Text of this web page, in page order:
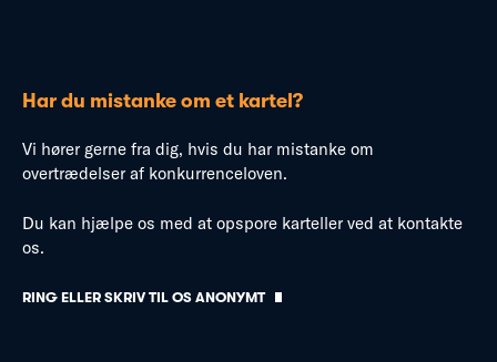
Har du mistanke om et kartel?
Vi hører gerne fra dig, hvis du har mistanke om
overtrædelser af konkurrenceloven.
Du kan hjælpe os med at opspore karteller ved at kontakte
os.
RING ELLER SKRIV TIL OS ANONYMT